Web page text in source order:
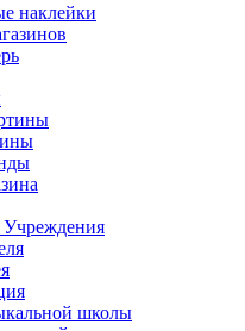
наклейки
школы